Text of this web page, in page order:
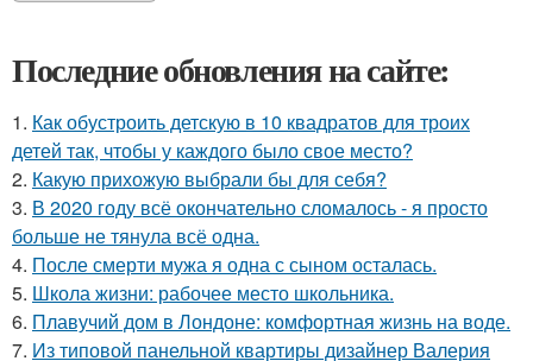
Последние обновления на сайте:
1. Как обустроить детскую в 10 квадратов для троих
детей так, чтобы у каждого было свое место?
2. Какую прихожую выбрали бы для себя?
3. В 2020 году всё окончательно сломалось - я просто
больше не тянула всё одна.
4. После смерти мужа я одна с сыном осталась.
5. Школа жизни: рабочее место школьника.
6. Плавучий дом в Лондоне: комфортная жизнь на воде.
7. Из типовой панельной квартиры дизайнер Валерия